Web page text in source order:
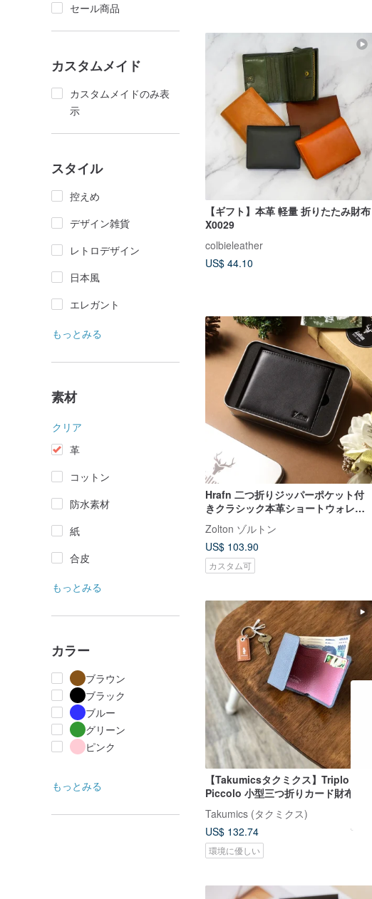
セール商品
カスタムメイド
カスタムメイドのみ表
示
スタイル
控えめ
デザイン雑貨
レトロデザイン
日本風
エレガント
もっとみる
素材
クリア
革
コットン
防水素材
紙
合皮
もっとみる
カラー
ブラウン
ブラック
ブルー
グリーン
ピンク
もっとみる
【ギフト】本革 軽量 折りたたみ財布
X0029
colbieleather
US$ 44.10
Hrafn 二つ折りジッパーポケット付
きクラシック本革ショートウォレッ
ト | ブラック | 手書き刻印可
Zolton ゾルトン
US$ 103.90
カスタム可
【Takumicsタクミクス】Triplo
Piccolo 小型三つ折りカード財布
Takumics (タクミクス)
US$ 132.74
環境に優しい